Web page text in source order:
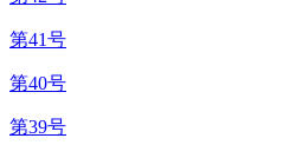
第41号
第40号
第39号